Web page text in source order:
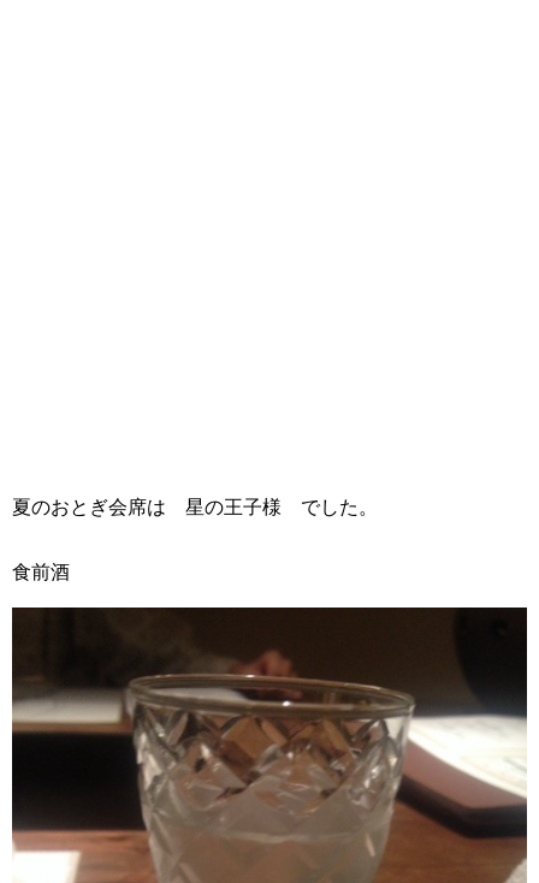
夏のおとぎ会席は 星の王子様 でした。
食前酒